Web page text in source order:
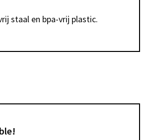
staal en bpa-vrij plastic.